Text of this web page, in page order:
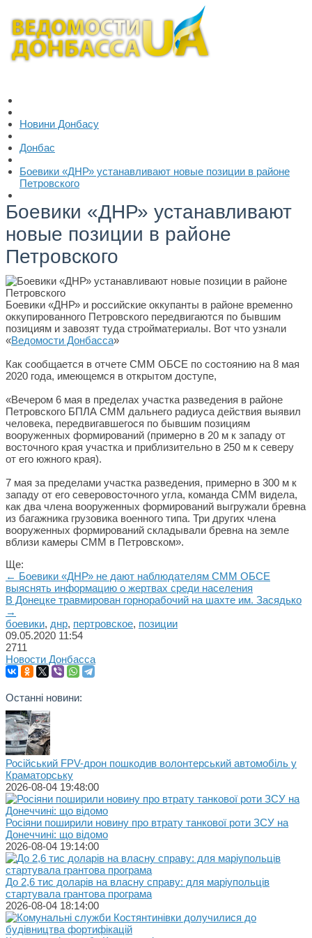
Новини Донбасу
Донбас
Боевики «ДНР» устанавливают новые позиции в районе
Петровского
Боевики «ДНР» устанавливают
новые позиции в районе
Петровского
Боевики «ДНР» и российские оккупанты в районе временно
оккупированного Петровского передвигаются по бывшим
позициям и завозят туда стройматериалы. Вот что узнали
«Ведомости Донбасса»
Как сообщается в отчете СММ ОБСЕ по состоянию на 8 мая
2020 года, имеющемся в открытом доступе,
«Вечером 6 мая в пределах участка разведения в районе
Петровского БПЛА СММ дальнего радиуса действия выявил
человека, передвигавшегося по бывшим позициям
вооруженных формирований (примерно в 20 м к западу от
восточного края участка и приблизительно в 250 м к северу
от его южного края).
7 мая за пределами участка разведения, примерно в 300 м к
западу от его северовосточного угла, команда СММ видела,
как два члена вооруженных формирований выгружали бревна
из багажника грузовика военного типа. Три других члена
вооруженных формирований складывали бревна на земле
вблизи камеры СММ в Петровском».
Ще:
← Боевики «ДНР» не дают наблюдателям СММ ОБСЕ
выяснять информацию о жертвах среди населения
В Донецке травмирован горнорабочий на шахте им. Засядько
→
боевики, днр, пертровское, позиции
09.05.2020 11:54
2711
Новости Донбасса
Останні новини:
Російський FPV-дрон пошкодив волонтерський автомобіль у
Краматорську
2026-08-04 19:48:00
Росіяни поширили новину про втрату танкової роти ЗСУ на
Донеччині: що відомо
2026-08-04 19:14:00
До 2,6 тис доларів на власну справу: для маріупольців
стартувала грантова програма
2026-08-04 18:14:00